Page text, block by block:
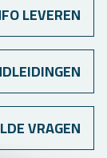
LEVEREN
VRAGEN